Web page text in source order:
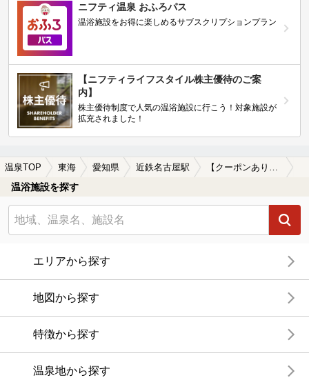
ニフティ温泉 おふろパス
温浴施設をお得に楽しめるサブスクリプションプラン
【ニフティライフスタイル株主優待のご案
内】
株主優待制度で人気の温浴施設に行こう！対象施設が
拡充されました！
温泉TOP 東海 愛知県 近鉄名古屋駅
温浴施設を探す
エリアから探す
地図から探す
特徴から探す
温泉地から探す